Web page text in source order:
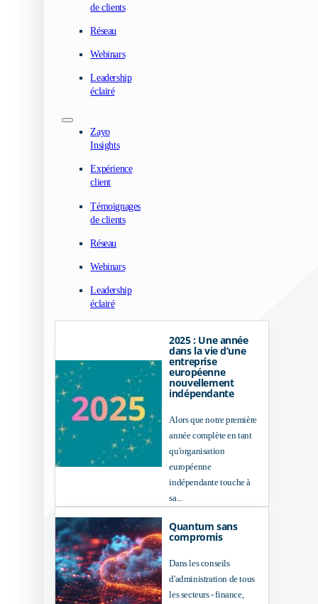
de clients
Réseau
Webinars
Leadership
éclairé
Zayo
Insights
Expérience
client
Témoignages
de clients
Réseau
Webinars
Leadership
éclairé
2025 : Une année
dans la vie d’une
entreprise
européenne
nouvellement
indépendante
Alors que notre première
année complète en tant
qu'organisation
européenne
indépendante touche à
sa...
Quantum sans
compromis
Dans les conseils
d'administration de tous
les secteurs - finance,